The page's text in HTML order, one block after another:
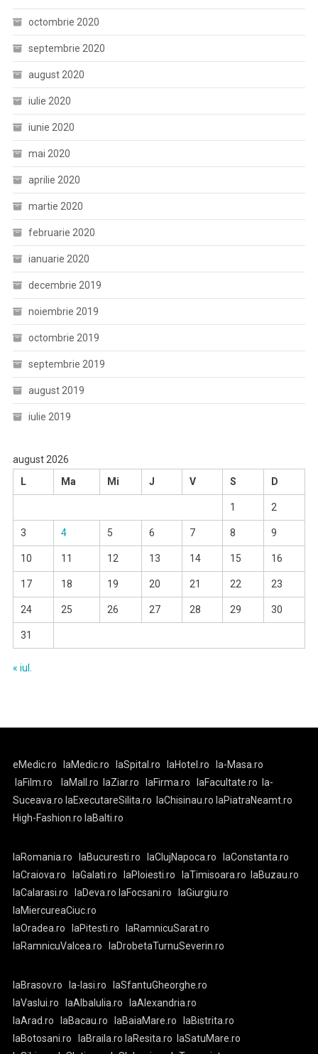
octombrie 2020
septembrie 2020
august 2020
iulie 2020
iunie 2020
mai 2020
aprilie 2020
martie 2020
februarie 2020
ianuarie 2020
decembrie 2019
noiembrie 2019
octombrie 2019
septembrie 2019
august 2019
iulie 2019
august 2026
L
Ma Mi J V S D
1 2
3 4 5 6 7 8 9
10 11 12 13 14 15 16
17 18 19 20 21 22 23
24 25 26 27 28 29 30
31
« iul.
eMedic.ro laMedic.ro laSpital.ro laHotel.ro
la-Masa.ro
laFilm.ro
laMall.ro laZiar.ro laFirma.ro laFacultate.ro
la-
Suceava.ro laExecutareSilita.ro laChisinau.ro laPiatraNeamt.ro
High-Fashion.ro laBalti.ro
laRomania.ro laBucuresti.ro laClujNapoca.ro
laConstanta.ro
laCraiova.ro
laGalati.ro laPloiesti.ro laTimisoara.ro
laBuzau.ro
laCalarasi.ro
laDeva.ro laFocsani.ro
laGiurgiu.ro
laMiercureaCiuc.ro
laOradea.ro
laPitesti.ro
laRamnicuSarat.ro
laRamnicuValcea.ro
laDrobetaTurnuSeverin.ro
laBrasov.ro la-Iasi.ro
laSfantuGheorghe.ro
laVaslui.ro
laAlbaIulia.ro
laAlexandria.ro
laArad.ro
laBacau.ro laBaiaMare.ro
laBistrita.ro
laBotosani.ro
laBraila.ro laResita.ro
laSatuMare.ro